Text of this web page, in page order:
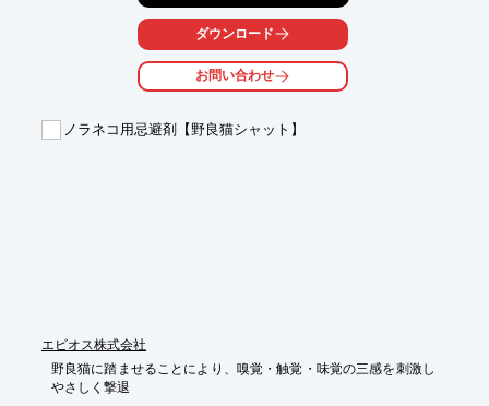
保護シートを剥がすだけで設置できるプロ仕様のグッズです。
■保護シートを剥がすだけの簡単設置
■プロ仕様で効果抜群
合わせください。
ダウンロード
お問い合わせ
ノラネコ用忌避剤【野良猫シャット】
エビオス株式会社
野良猫に踏ませることにより、嗅覚・触覚・味覚の三感を刺激し
やさしく撃退